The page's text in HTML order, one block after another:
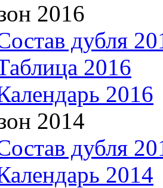
2016
дубля
2016
2016
2014
дубля
2014